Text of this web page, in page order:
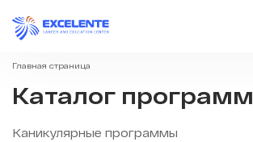
Главная страница
Каталог программ
Каникулярные программы